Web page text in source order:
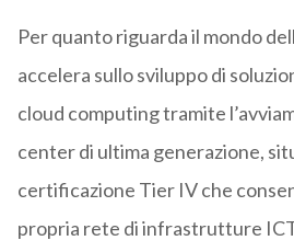
Per quanto riguarda il mondo
accelera sullo sviluppo di
cloud computing tramite
center di ultima generazione,
certificazione Tier IV che
propria rete di infrastrutture